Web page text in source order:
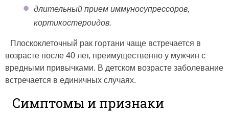
длительный прием иммуносупрессоров,
кортикостероидов.
Плоскоклеточный рак гортани чаще встречается в
возрасте после 40 лет, преимущественно у мужчин с
вредными привычками. В детском возрасте заболевание
встречается в единичных случаях.
Симптомы и признаки